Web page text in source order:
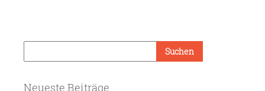
Neueste Beiträge